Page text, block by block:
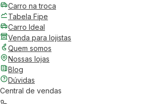
Carro na troca
Tabela Fipe
Carro Ideal
Venda para lojistas
Quem somos
Nossas lojas
Blog
Dúvidas
Central de vendas